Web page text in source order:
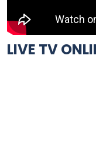
LIVE TV